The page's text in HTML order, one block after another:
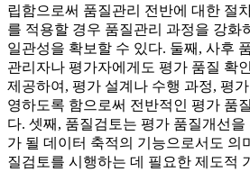
립함으로써 품질관리 전반에 대한 절
를 적용할 경우 품질관리 과정을 강화
일관성을 확보할 수 있다. 둘째, 사후
관리자나 평가자에게도 평가 품질 확
제공하여, 평가 설계나 수행 과정, 평
영하도록 함으로써 전반적인 평가 품
다. 셋째, 품질검토는 평가 품질개선을
가 될 데이터 축적의 기능으로서도 의
질검토를 시행하는 데 필요한 제도적